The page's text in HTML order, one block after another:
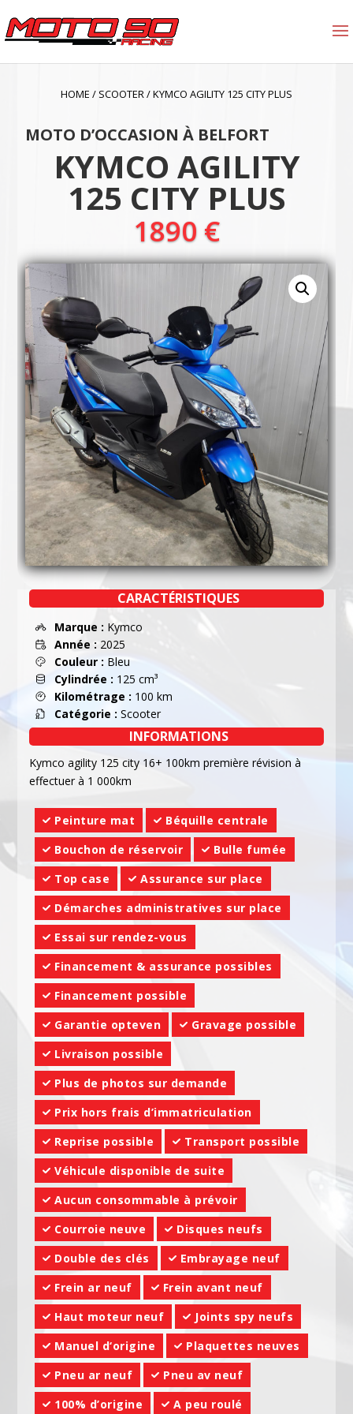
HOME / SCOOTER/KYMCO AGILITY 125 CITY PLUS
MOTO D’OCCASION À BELFORT
KYMCO AGILITY
125 CITY PLUS
1890€
CARACTÉRISTIQUES
Marque : Kymco
Année : 2025
Couleur : Bleu
Cylindrée : 125 cm³
Kilométrage : 100 km
Catégorie :Scooter
INFORMATIONS
Kymco agility 125 city 16+ 100km première révision à
effectuer à 1 000km
Peinture mat
Béquille centrale
Bouchon de réservoir
Bulle fumée
Top case
Assurance sur place
Démarches administratives sur place
Essai sur rendez-vous
Financement & assurance possibles
Financement possible
Garantie opteven
Gravage possible
Livraison possible
Plus de photos sur demande
Prix hors frais d’immatriculation
Reprise possible
Transport possible
Véhicule disponible de suite
Aucun consommable à prévoir
Courroie neuve
Disques neufs
Double des clés
Embrayage neuf
Frein ar neuf
Frein avant neuf
Haut moteur neuf
Joints spy neufs
Manuel d‘origine
Plaquettes neuves
Pneu ar neuf
Pneu av neuf
100% d’origine
A peu roulé